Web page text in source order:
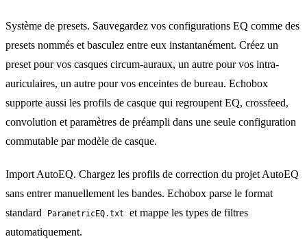
Système de presets. Sauvegardez vos configurations EQ comme des
presets nommés et basculez entre eux instantanément. Créez un
preset pour vos casques circum-auraux, un autre pour vos intra-
auriculaires, un autre pour vos enceintes de bureau. Echobox
supporte aussi les profils de casque qui regroupent EQ, crossfeed,
convolution et paramètres de préampli dans une seule configuration
commutable par modèle de casque.
Import AutoEQ. Chargez les profils de correction du projet AutoEQ
sans entrer manuellement les bandes. Echobox parse le format
standard
ParametricEQ.txt
et mappe les types de filtres
automatiquement.